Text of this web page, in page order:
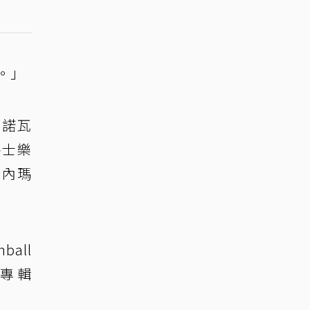
瓦
樂
瑪
輯